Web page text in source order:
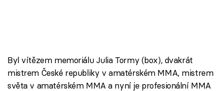
Přihlášení
Byl vítězem memoriálu Julia Tormy (box), dvakrát
mistrem České republiky v amatérském MMA, mistrem
světa v amatérském MMA a nyní je profesionální MMA